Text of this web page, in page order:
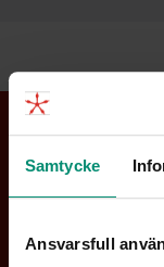
Samtycke
Ansvarsfull
Kontakta oss
Offertförfrågan
Integritetspolicy